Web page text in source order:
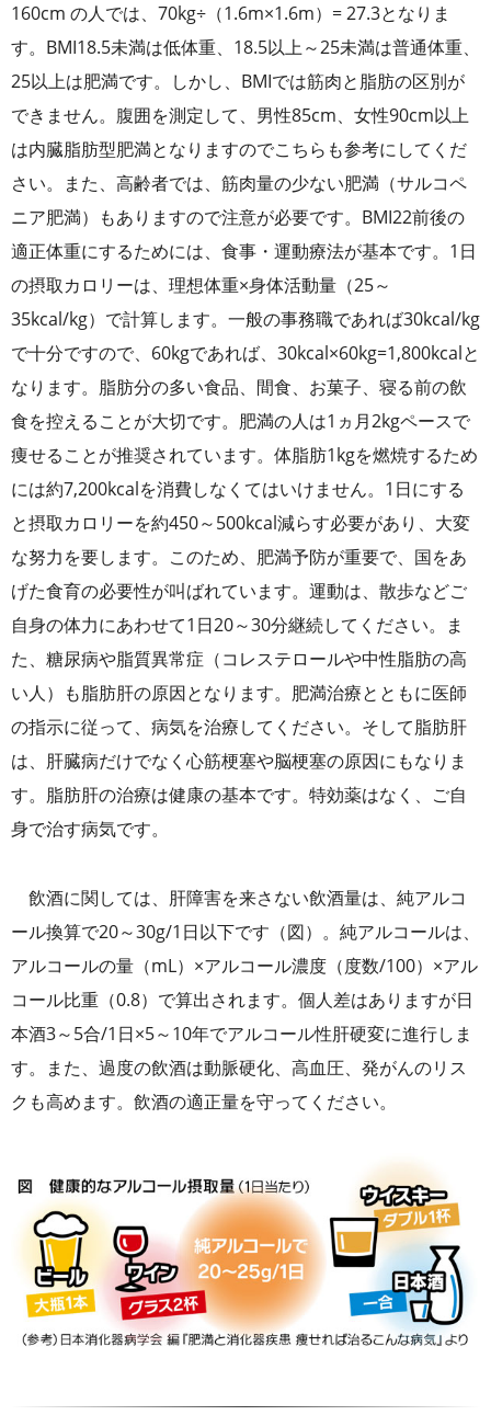
160cm の人では、70kg÷（1.6m×1.6m）= 27.3となりま
す。BMI18.5未満は低体重、18.5以上～25未満は普通体重、
25以上は肥満です。しかし、BMIでは筋肉と脂肪の区別が
できません。腹囲を測定して、男性85cm、女性90cm以上
は内臓脂肪型肥満となりますのでこちらも参考にしてくだ
さい。また、高齢者では、筋肉量の少ない肥満（サルコペ
ニア肥満）もありますので注意が必要です。BMI22前後の
適正体重にするためには、食事・運動療法が基本です。1日
の摂取カロリーは、理想体重×身体活動量（25～
35kcal/kg）で計算します。一般の事務職であれば30kcal/kg
で十分ですので、60kgであれば、30kcal×60kg=1,800kcalと
なります。脂肪分の多い食品、間食、お菓子、寝る前の飲
食を控えることが大切です。肥満の人は1ヵ月2kgペースで
痩せることが推奨されています。体脂肪1kgを燃焼するため
には約7,200kcalを消費しなくてはいけません。1日にする
と摂取カロリーを約450～500kcal減らす必要があり、大変
な努力を要します。このため、肥満予防が重要で、国をあ
げた食育の必要性が叫ばれています。運動は、散歩などご
自身の体力にあわせて1日20～30分継続してください。ま
た、糖尿病や脂質異常症（コレステロールや中性脂肪の高
い人）も脂肪肝の原因となります。肥満治療とともに医師
の指示に従って、病気を治療してください。そして脂肪肝
は、肝臓病だけでなく心筋梗塞や脳梗塞の原因にもなりま
す。脂肪肝の治療は健康の基本です。特効薬はなく、ご自
身で治す病気です。
飲酒に関しては、肝障害を来さない飲酒量は、純アルコ
ール換算で20～30g/1日以下です（図）。純アルコールは、
アルコールの量（mL）×アルコール濃度（度数/100）×アル
コール比重（0.8）で算出されます。個人差はありますが日
本酒3～5合/1日×5～10年でアルコール性肝硬変に進行しま
す。また、過度の飲酒は動脈硬化、高血圧、発がんのリス
クも高めます。飲酒の適正量を守ってください。